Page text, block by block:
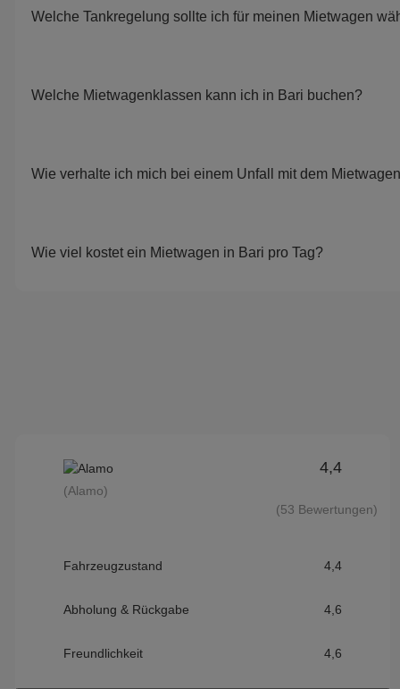
Welche Tankregelung sollte ich für meinen Mietwagen
Welche Mietwagenklassen kann ich in Bari buchen?
Wie verhalte ich mich bei einem Unfall mit dem
Wie viel kostet ein Mietwagen in Bari pro Tag?
(Alamo)
4,4
(53 Bewertungen)
Fahrzeugzustand 4,4
Abholung & Rückgabe 4,6
Freundlichkeit 4,6